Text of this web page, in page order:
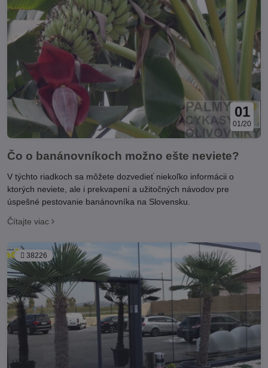
01
01/20
Čo o banánovníkoch možno ešte neviete?
V týchto riadkoch sa môžete dozvedieť niekoľko informácii o
ktorých neviete, ale i prekvapení a užitočných návodov pre
úspešné pestovanie banánovníka na Slovensku.
Čítajte viac
38226